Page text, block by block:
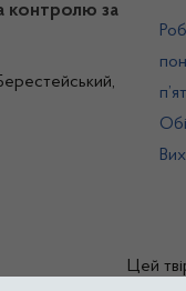
контролю за
Цей